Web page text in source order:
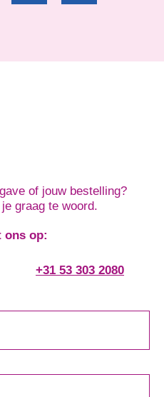
of jouw bestelling?
graag te woord.
ons op:
+31 53 303 2080